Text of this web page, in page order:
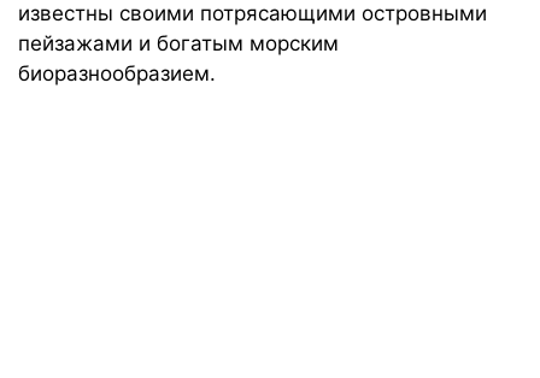
известны своими потрясающими островными
пейзажами и богатым морским
биоразнообразием.